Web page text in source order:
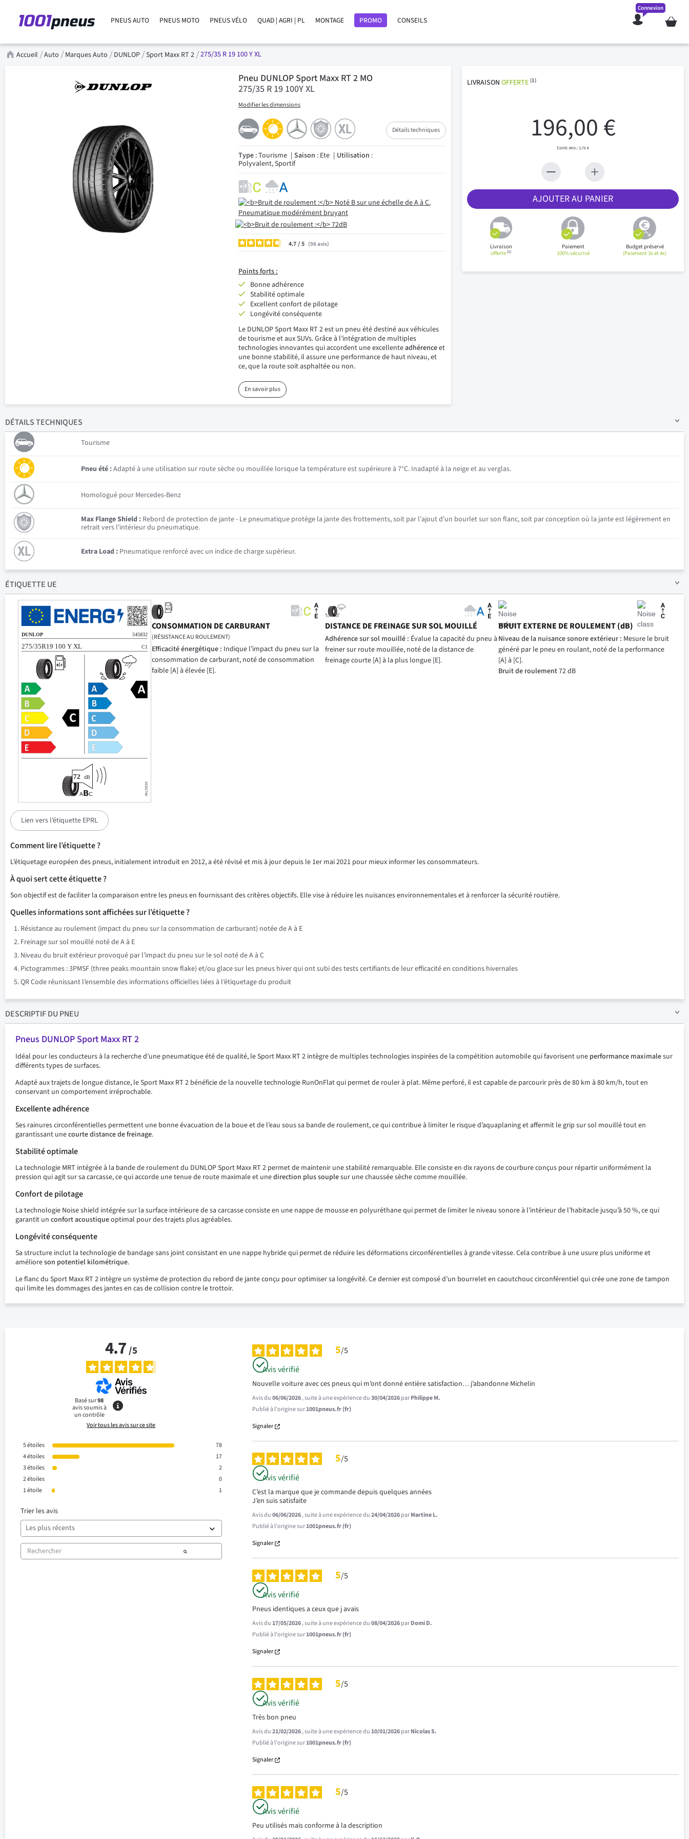
PNEUS AUTO PNEUS MOTO PNEUS VÉLO QUAD | AGRI | PL MONTAGE PROMO CONSEILS Mon
Connexion
Accueil Auto Marques Auto DUNLOP Sport Maxx RT 2 275/35 R 19 100 Y XL
Pneu DUNLOP Sport Maxx RT 2 MO
275/35 R 19 100Y XL
Modifier les dimensions
Détails techniques
Type: Tourisme Saison : Ete Utilisation :
Polyvalent, Sportif
4.7/ 98 avis
Points forts :
Bonne adhérence
Stabilité optimale
Excellent confort de pilotage
Longévité conséquente
Le DUNLOP Sport Maxx RT 2 est un pneu été destiné aux véhicules
de tourisme et aux SUVs. Grâce à l’intégration de multiples
technologies innovantes qui accordent une excellenteadhérenceet
une bonne stabilité, il assure une performance de haut niveau, et
ce, que la route soit asphaltée ou non.
En savoir plus
LIVRAISONOFFERTE (1)
196,00 €
3,76 €
AJOUTER AU PANIER
Livraison
offerte(1)
Paiement
100% sécurisé
Budget préservé
(Paiement 3x et 4x)
DÉTAILSTECHNIQUES
Tourisme
Pneu été :Adapté à une utilisation sur route sèche ou mouillée lorsque la température est supérieure à 7°C. Inadapté à la neige et au verglas.
Homologué pour Mercedes-Benz
Max Flange Shield : Rebord de protection de jante - Le pneumatique protège la jante des frottements, soit par l'ajout d'un bourlet sur son flanc, soit par conception où la jante est légèrement en
retrait vers l'intérieur du pneumatique.
Extra Load : Pneumatique renforcé avec un indice de charge supérieur.
ÉTIQUETTE UE
CONSOMMATION DE CARBURANT
(RÉSISTANCE AU ROULEMENT)
Efficacité énergétique : Indique l’impact du pneu sur la
consommation de carburant, noté de consommation
faible [A] à élevée [E].
DISTANCE DE FREINAGE SUR SOL MOUILLÉ
Adhérence sur sol mouillé : Évalue la capacité du pneu à
freiner sur route mouillée, noté de la distance de
freinage courte [A] à la plus longue [E].
BRUIT EXTERNE DE ROULEMENT (dB)
Niveau de la nuisance sonore extérieur : Mesure le bruit
généré par le pneu en roulant, noté de la performance
[A] à [C].
Bruit de roulement72 dB
Lien vers l’étiquette EPRL
Comment lire l’étiquette ?
L’étiquetage européen des pneus, initialement introduit en 2012, a été révisé et mis à jour depuis le 1er mai 2021 pour mieux informer les consommateurs.
À quoi sert cette étiquette ?
Son objectif est de faciliter la comparaison entre les pneus en fournissant des critères objectifs. Elle vise à réduire les nuisances environnementales et à renforcer la sécurité routière.
Quelles informations sont affichées sur l’étiquette ?
Résistance au roulement (impact du pneu sur la consommation de carburant) notée de A à E
Freinage sur sol mouillé noté de A à E
Niveau du bruit extérieur provoqué par l’impact du pneu sur le sol noté de A à C
Pictogrammes : 3PMSF (three peaks mountain snow flake) et/ou glace sur les pneus hiver qui ont subi des tests certifiants de leur efficacité en conditions hivernales
QR Code réunissant l’ensemble des informations officielles liées à l’étiquetage du produit
DESCRIPTIFDU PNEU
Pneus DUNLOP Sport Maxx RT 2
Idéal pour les conducteurs à la recherche d’une pneumatique été de qualité, le Sport Maxx RT 2 intègre de multiples technologies inspirées de la compétition automobile qui favorisent une performance maximalesur
différents types de surfaces.
Adapté aux trajets de longue distance, le Sport Maxx RT 2 bénéficie de la nouvelle technologie RunOnFlat qui permet de rouler à plat. Même perforé, il est capable de parcourir près de 80 km à 80 km/h, tout en
conservant un comportement irréprochable.
Excellente adhérence
Ses rainures circonférentielles permettent une bonne évacuation de la boue et de l’eau sous sa bande de roulement, ce qui contribue à limiter le risque d’aquaplaning et affermit le grip sur sol mouillé tout en
garantissant unecourte distance de freinage.
Stabilité optimale
La technologie MRT intégrée à la bande de roulement du DUNLOP Sport Maxx RT 2 permet de maintenir une stabilité remarquable. Elle consiste en dix rayons de courbure conçus pour répartir uniformément la
pression qui agit sur sa carcasse, ce qui accorde une tenue de route maximale et unedirection plus souplesur une chaussée sèche comme mouillée.
Confort de pilotage
La technologie Noise shield intégrée sur la surface intérieure de sa carcasse consiste en une nappe de mousse en polyuréthane qui permet de limiter le niveau sonore à l’intérieur de l’habitacle jusqu’à 50 %, ce qui
garantit un confort acoustiqueoptimal pour des trajets plus agréables.
Longévité conséquente
Sa structure inclut la technologie de bandage sans joint consistant en une nappe hybride qui permet de réduire les déformations circonférentielles à grande vitesse. Cela contribue à une usure plus uniforme et
amélioreson potentiel kilométrique.
Le flanc du Sport Maxx RT 2 intègre un système de protection du rebord de jante conçu pour optimiser sa longévité. Ce dernier est composé d’un bourrelet en caoutchouc circonférentiel qui crée une zone de tampon
qui limite les dommages des jantes en cas de collision contre le trottoir.
4.7/5
Basé sur98
avis soumis à
un contrôle
Voir tous les avis sur ce site
5étoiles
78
4étoiles
17
3étoiles
2
2étoiles
0
1étoile 1
Trier les avis
5/5
Avis vérifié
Nouvelle voiture avec ces pneus qui m’ont donné entière satisfaction… j’abandonne Michelin
Avis du06/06/2026, suite à une expérience du30/04/2026parPhilippe M.
Publié à l'origine sur1001pneus.fr (fr)
Signaler
5/5
Avis vérifié
C’est la marque que je commande depuis quelques années
J’en suis satisfaite
Avis du06/06/2026, suite à une expérience du24/04/2026parMartine L.
Publié à l'origine sur1001pneus.fr (fr)
Signaler
5/5
Avis vérifié
Pneus identiques a ceux que j avais
Avis du17/05/2026, suite à une expérience du08/04/2026parDomi D.
Publié à l'origine sur1001pneus.fr (fr)
Signaler
5/5
Avis vérifié
Très bon pneu
Avis du21/02/2026, suite à une expérience du10/01/2026parNicolas S.
Publié à l'origine sur1001pneus.fr (fr)
Signaler
5/5
Avis vérifié
Peu utilisés mais conforme à la description